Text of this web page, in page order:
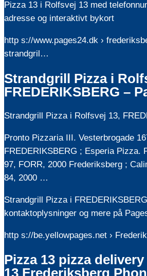
Pizza 13 i Rolfsvej 13 med
adresse og interaktivt bykort
http s://www.pages24.dk ›
strandgril…
Strandgrill Pizza i
FREDERIKSBERG –
Strandgrill Pizza i Rolfsvej 13,
Pronto Pizzaria III. Vesterbrogade
FREDERIKSBERG ; Esperia Pizza.
97, FORR, 2000 Frederiksberg ;
84, 2000 …
Strandgrill Pizza i
kontaktoplysninger og mere på
http s://be.yellowpages.net ›
Pizza 13 pizza
13 Frederiksberg